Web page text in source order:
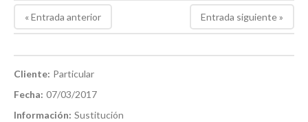
« Entrada anterior Entrada siguiente »
Cliente: Particular
Fecha: 07/03/2017
Información: Sustitución